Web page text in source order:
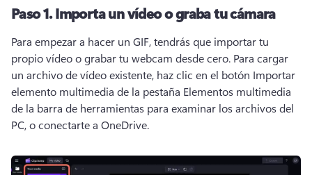
Paso 1.Importa un vídeo o graba tu cámara
Para empezar a hacer un GIF, tendrás que importar tu
propio vídeo o grabar tu webcam desde cero. Para cargar
un archivo de vídeo existente, haz clic en el botón Importar
elemento multimedia de la pestaña Elementos multimedia
de la barra de herramientas para examinar los archivos del
PC, o conectarte a OneDrive.